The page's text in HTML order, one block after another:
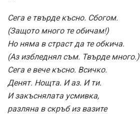
Сега е твърде късно. Сбогом.
(Защото много те обичам!)
Но няма в страст да те обкича.
(Аз избледнял съм. Твърде много.)
Сега е вече късно. Всичко.
Денят. Нощта. И аз. И ти.
И закъснялата усмивка,
разляна в скръб из вазите